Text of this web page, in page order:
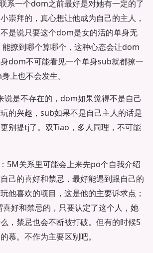
系一个dom之前最好是对她有一定的了
崇拜的，真心想让他成为自己的主人，
是说只要这个dom是女的活的单身无
撩到哪个算哪个，这种心态会让dom
dom不可能看见一个单身sub就都撩一
上也不会发生。
说是不存在的，dom如果觉得不是自己
的兴趣，sub如果不是自己主人的话是
别提tj了。双Tiao，多人同理，不可能
5M关系里可能会上来先po个自我介绍
己的喜好和禁忌，最好能遇到跟自己的
他喜欢的项目，这是他的主要诉求点；
喜好和禁忌的，只要认定了这个人，她
，禁忌也会不断被打破。但有的时候5
慕。不作为主要区别吧。